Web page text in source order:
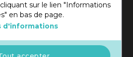
sur le lien "Informations
en bas de page.
d'informations